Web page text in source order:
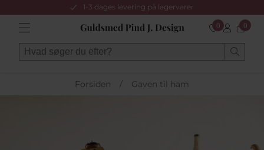
1-3 dages levering på lagervarer
0 0
Forsiden / Gaven til ham